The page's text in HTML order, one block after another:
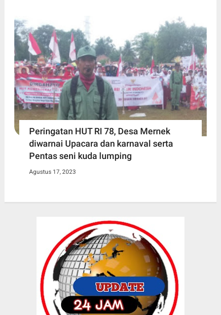
Peringatan HUT RI 78, Desa Mernek
diwarnai Upacara dan karnaval serta
Pentas seni kuda lumping
Agustus 17, 2023